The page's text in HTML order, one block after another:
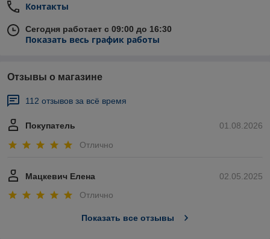
Контакты
Сегодня работает с 09:00 до 16:30
Показать весь график работы
Отзывы о магазине
112 отзывов за всё время
01.08.2026
Покупатель
Отлично
02.05.2025
Мацкевич Елена
Отлично
Показать все отзывы